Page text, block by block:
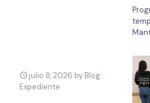
julio 8, 2026 by Blog
Expediente